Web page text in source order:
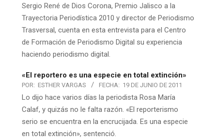
Sergio René de Dios Corona, Premio Jalisco a la
Trayectoria Periodística 2010 y director de Periodismo
Trasversal, cuenta en esta entrevista para el Centro
de Formación de Periodismo Digital su experiencia
haciendo periodismo digital.
«El reportero es una especie en total extinción»
POR: ESTHER VARGAS FECHA: 19 DE JUNIO DE 2011
Lo dijo hace varios días la periodista Rosa María
Calaf, y quizás no le falta razón. «El reporterismo
serio se encuentra en la encrucijada. Es una especie
en total extinción», sentenció.